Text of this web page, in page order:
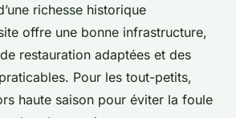
richesse historique
offre une bonne infrastructure,
restauration adaptées et des
Pour les tout-petits,
haute saison pour éviter la foule